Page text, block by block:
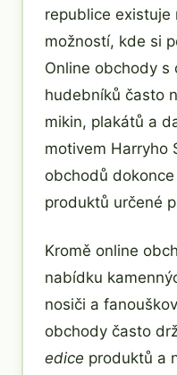
republice existuje
možností, kde si
Online obchody s
hudebníků často
mikin, plakátů a
motivem Harryho
obchodů
produktů určené
Kromě online
nabídku
nosiči a
obchody často
edice produktů a